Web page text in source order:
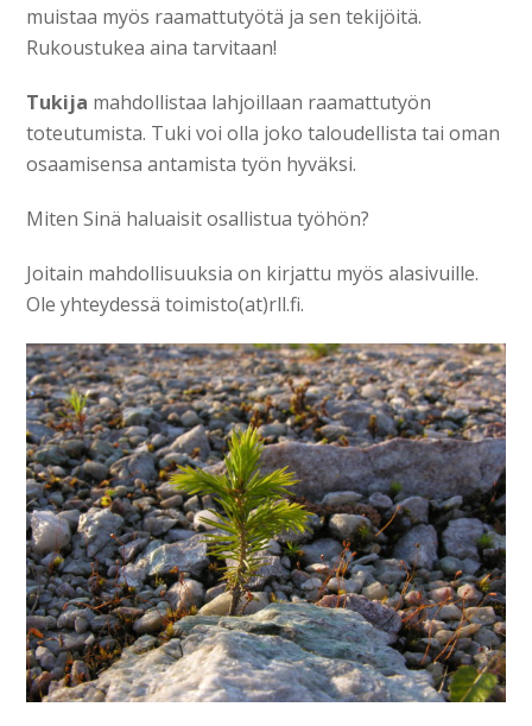
muistaa myös raamattutyötä ja sen tekijöitä.
Rukoustukea aina tarvitaan!
Tukija mahdollistaa lahjoillaan raamattutyön
toteutumista. Tuki voi olla joko taloudellista tai oman
osaamisensa antamista työn hyväksi.
Miten Sinä haluaisit osallistua työhön?
Joitain mahdollisuuksia on kirjattu myös alasivuille.
Ole yhteydessä toimisto(at)rll.fi.